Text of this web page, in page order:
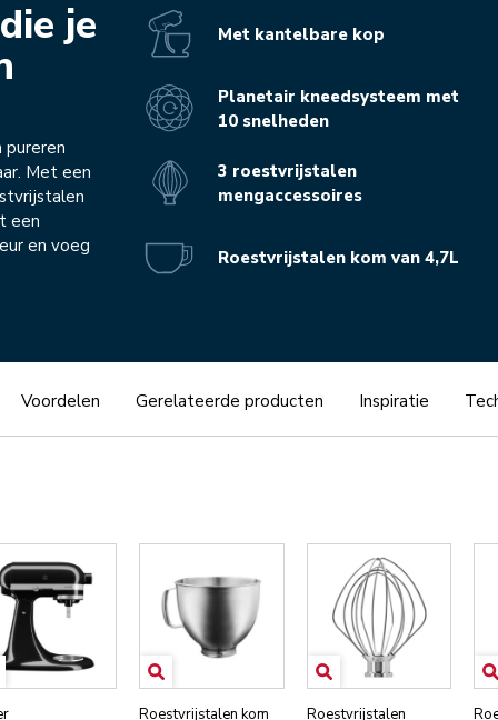
je
pureren
Met een
een
en voeg
Met kantelbare kop
Planetair kneedsysteem met
10 snelheden
3 roestvrijstalen
mengaccessoires
Roestvrijstalen kom van 4,7L
Voordelen Gerelateerde producten Inspiratie
Roestvrijstalen kom Roestvrijstalen